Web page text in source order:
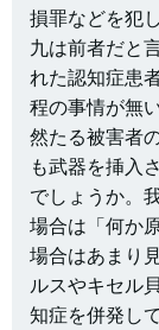
損罪などを犯
九は前者だと
れた認知症患
程の事情が無
然たる被害者
も武器を挿入
でしょうか。
場合は「何か
場合はあまり
ルスやキセル
知症を併発し